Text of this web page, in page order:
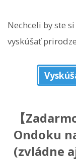
Nechceli by ste
vyskúšať
【
Ondoku
(zvládne